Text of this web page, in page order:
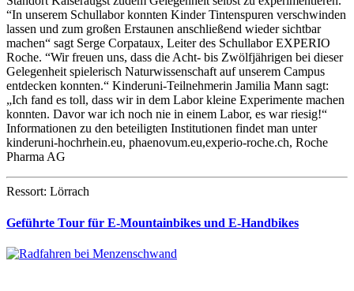
“In unserem Schullabor konnten Kinder Tintenspuren verschwinden
lassen und zum großen Erstaunen anschließend wieder sichtbar
machen“ sagt Serge Corpataux, Leiter des Schullabor EXPERIO
Roche. “Wir freuen uns, dass die Acht- bis Zwölfjährigen bei dieser
Gelegenheit spielerisch Naturwissenschaft auf unserem Campus
entdecken konnten.“ Kinderuni-Teilnehmerin Jamilia Mann sagt:
„Ich fand es toll, dass wir in dem Labor kleine Experimente machen
konnten. Davor war ich noch nie in einem Labor, es war riesig!“
Informationen zu den beteiligten Institutionen findet man unter
kinderuni-hochrhein.eu, phaenovum.eu,experio-roche.ch, Roche
Pharma AG
Ressort: Lörrach
Geführte Tour für E-Mountainbikes und E-Handbikes